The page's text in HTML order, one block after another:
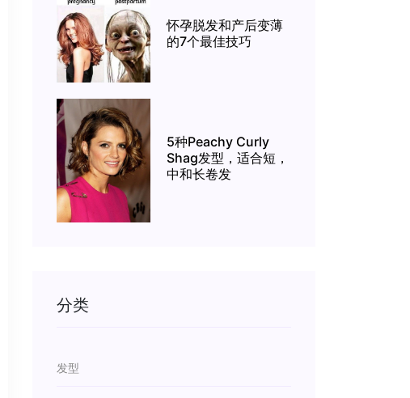
怀孕脱发和产后变薄
的7个最佳技巧
5种Peachy Curly
Shag发型，适合短，
中和长卷发
分类
发型